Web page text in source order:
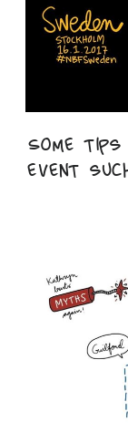
Some
event